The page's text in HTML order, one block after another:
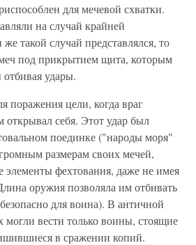
для мечевой схватки.
на случай крайней
такой случай представлялся, то
под прикрытием щита, которым
отбивая удары.
поражения цели, когда враг
себя. Этот удар был
поединке ("народы моря"
размерам своих мечей,
элементы фехтования, даже не имея
оружия позволяла им отбивать
для воина). В античной
могли вести только воины, стоящие
в сражении копий.